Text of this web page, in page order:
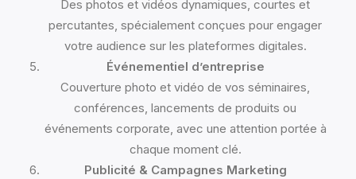
Des photos et vidéos dynamiques, courtes et
percutantes, spécialement conçues pour engager
votre audience sur les plateformes digitales.
Événementiel d’entreprise
Couverture photo et vidéo de vos séminaires,
conférences, lancements de produits ou
événements corporate, avec une attention portée à
chaque moment clé.
Publicité & Campagnes Marketing